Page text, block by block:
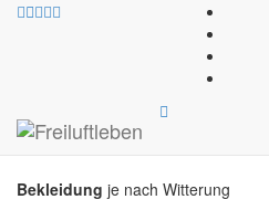
Alpinklettertour
Bekleidung je nach Witterung